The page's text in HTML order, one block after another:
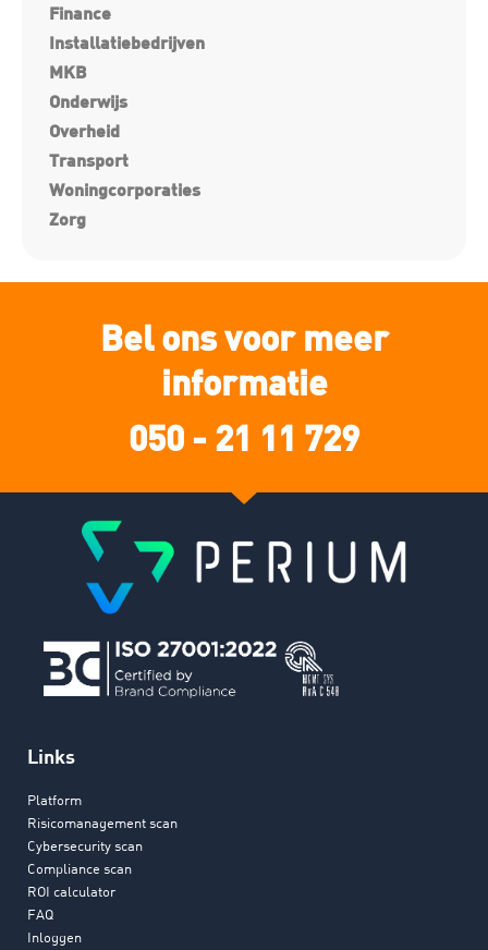
Finance
Installatiebedrijven
MKB
Onderwijs
Overheid
Transport
Woningcorporaties
Zorg
Bel ons voor meer
informatie
050 - 21 11 729
Links
Platform
Risicomanagement scan
Cybersecurity scan
Compliance scan
ROI calculator
FAQ
Inloggen